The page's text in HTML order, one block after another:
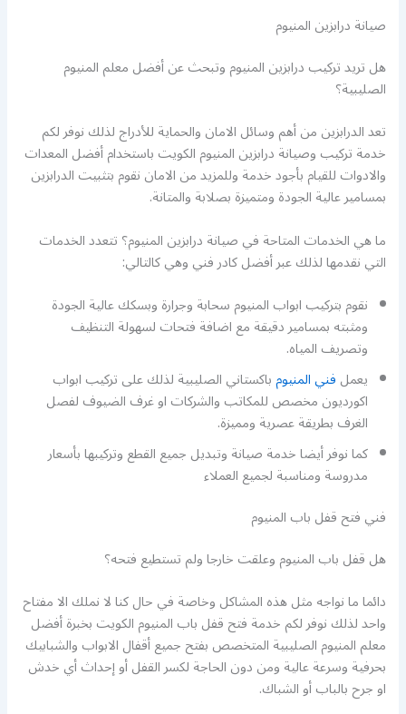
صيانة درابزين المنيوم
هل تريد تركيب درابزين المنيوم وتبحث عن أفضل معلم المنيوم
الصليبية؟
تعد الدرابزين من أهم وسائل الامان والحماية للأدراج لذلك نوفر لكم
خدمة تركيب وصيانة درابزين المنيوم الكويت باستخدام أفضل المعدات
والادوات للقيام بأجود خدمة وللمزيد من الامان نقوم بتثبيت الدرابزين
بمسامير عالية الجودة ومتميزة بصلابة والمتانة.
ما هي الخدمات المتاحة في صيانة درابزين المنيوم؟ تتعدد الخدمات
التي نقدمها لذلك عبر أفضل كادر فني وهي كالتالي:
نقوم بتركيب ابواب المنيوم سحابة وجرارة وبسكك عالية الجودة
ومثبته بمسامير دقيقة مع اضافة فتحات لسهولة التنظيف
وتصريف المياه.
يعملفني المنيومباكستاني الصليبية لذلك على تركيب ابواب
اكورديون مخصص للمكاتب والشركات او غرف الضيوف لفصل
الغرف بطريقة عصرية ومميزة.
كما نوفر أيضا خدمة صيانة وتبديل جميع القطع وتركيبها بأسعار
مدروسة ومناسبة لجميع العملاء
فني فتح قفل باب المنيوم
هل قفل باب المنيوم وعلقت خارجا ولم تستطيع فتحه؟
دائما ما نواجه مثل هذه المشاكل وخاصة في حال كنا لا نملك الا مفتاح
واحد لذلك نوفر لكم خدمة فتح قفل باب المنيوم الكويت بخبرة أفضل
معلم المنيوم الصليبية المتخصص بفتح جميع أقفال الابواب والشبابيك
بحرفية وسرعة عالية ومن دون الحاجة لكسر القفل أو إحداث أي خدش
او جرح بالباب أو الشباك.